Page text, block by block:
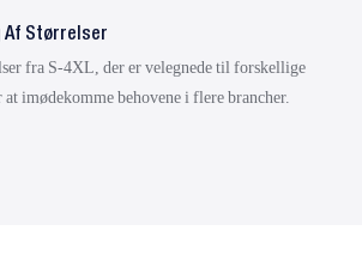
Af Størrelser
fra S-4XL, der er velegnede til forskellige
imødekomme behovene i flere brancher.